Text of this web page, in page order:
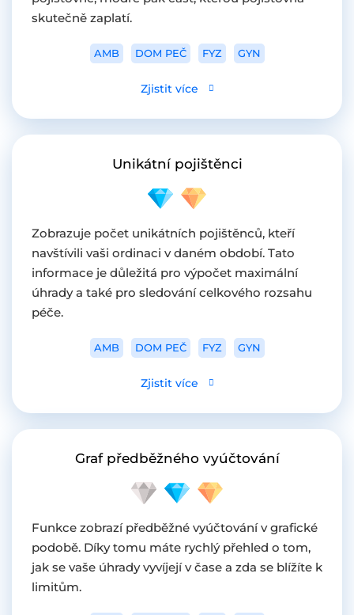
skutečně zaplatí.
AMB DOM PEČ FYZ GYN
Zjistit více
Unikátní pojištěnci
Zobrazuje počet unikátních pojištěnců, kteří
navštívili vaši ordinaci v daném období. Tato
informace je důležitá pro výpočet maximální
úhrady a také pro sledování celkového rozsahu
péče.
AMB DOM PEČ FYZ GYN
Zjistit více
Graf předběžného vyúčtování
Funkce zobrazí předběžné vyúčtování v grafické
podobě. Díky tomu máte rychlý přehled o tom,
jak se vaše úhrady vyvíjejí v čase a zda se blížíte k
limitům.